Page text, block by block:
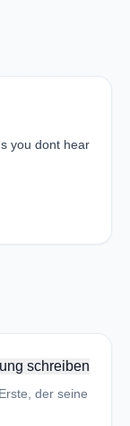
you dont hear
schreiben
der seine